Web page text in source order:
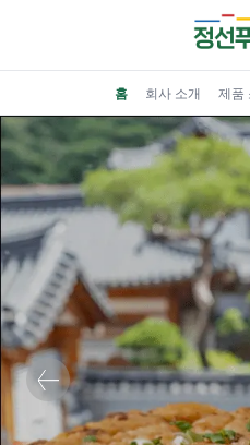
홈 회사 소개 제품